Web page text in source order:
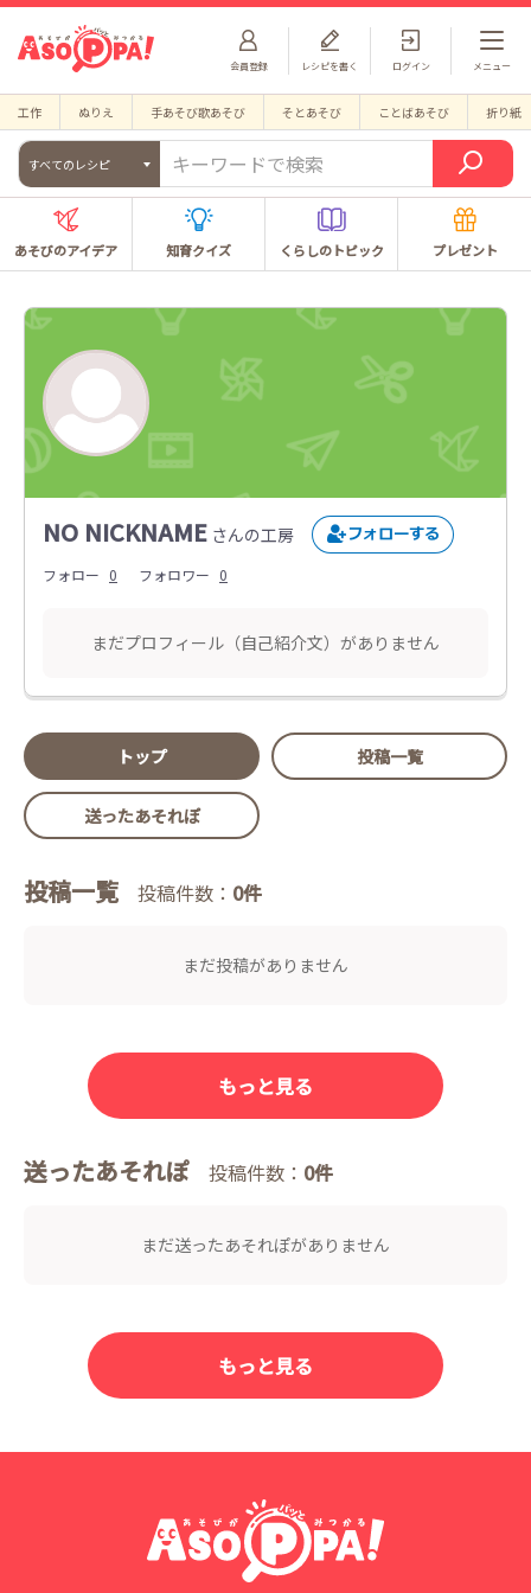
会員登録 ログイン
レシピを書く メニュー
工作 ぬりえ 手あそび歌あそび そとあそび ことばあそび 折り紙
すべてのレシピ
あそびのアイデア 知育クイズ くらしのトピック プレゼント
NO NICKNAME さんの工房
フォロー 0 フォロワー 0
まだプロフィール（自己紹介文）がありません
トップ 投稿一覧
送ったあそれぽ
投稿一覧 投稿件数： 0件
まだ投稿がありません
もっと見る
送ったあそれぽ 投稿件数： 0件
まだ送ったあそれぽがありません
もっと見る